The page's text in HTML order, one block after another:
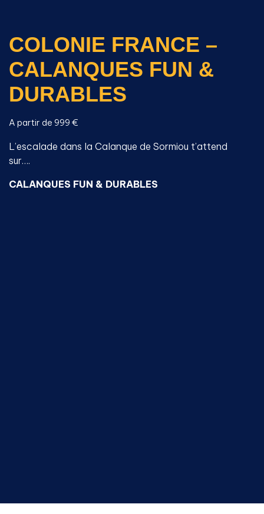
COLONIE FRANCE –
CALANQUES FUN &
DURABLES
A partir de 999 €
L’escalade dans la Calanque de Sormiou t’attend
sur….
CALANQUES FUN & DURABLES